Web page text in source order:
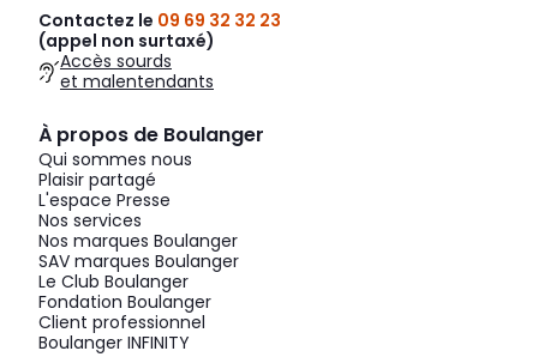
Contactez le 09 69 32 32 23
(appel non surtaxé)
Accès sourds
et malentendants
À propos de Boulanger
Qui sommes nous
Plaisir partagé
L'espace Presse
Nos services
Nos marques Boulanger
SAV marques Boulanger
Le Club Boulanger
Fondation Boulanger
Client professionnel
Boulanger INFINITY